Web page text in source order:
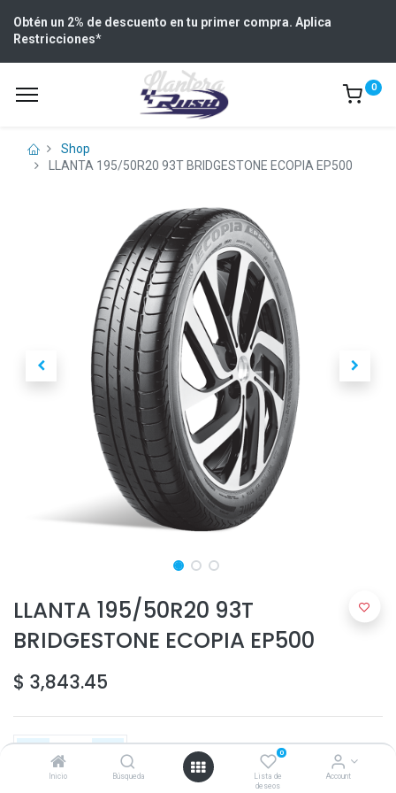
Inicio Búsqueda
0
Lista de
deseos
Account
Obtén un 2% de descuento en tu primer compra. Aplica
Restricciones*
0
Shop
LLANTA 195/50R20 93T BRIDGESTONE ECOPIA EP500
LLANTA 195/50R20 93T
BRIDGESTONE ECOPIA EP500
$ 3,843.45